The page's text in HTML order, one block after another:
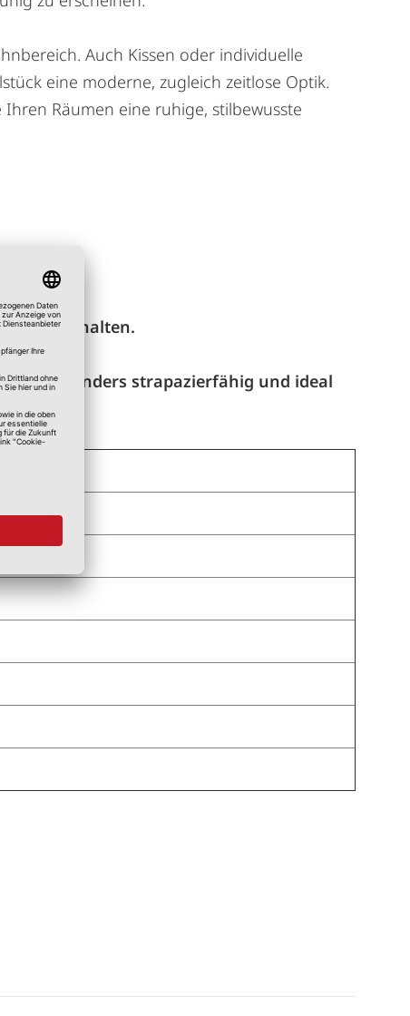
Auch Kissen oder individuelle
eine moderne, zugleich zeitlose Optik.
Räumen eine ruhige, stilbewusste
vorbehalten.
besonders strapazierfähig und ideal